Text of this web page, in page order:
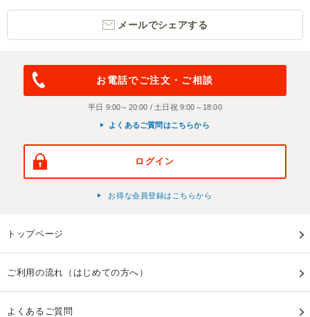
メールでシェアする
お電話でご注文・ご相談
平日 9:00～20:00 / 土日祝 9:00～18:00
よくあるご質問はこちらから
ログイン
お得な会員登録はこちらから
トップページ
ご利用の流れ（はじめての方へ）
よくあるご質問